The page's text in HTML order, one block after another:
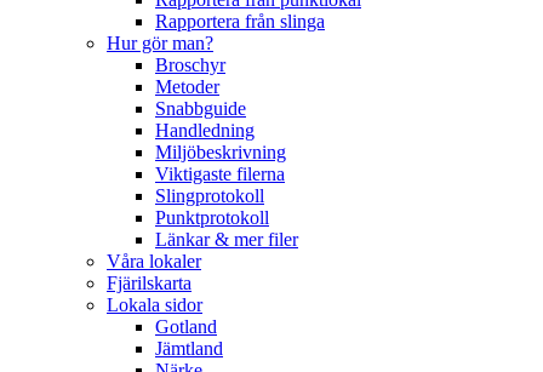
Rapportera från slinga
Hur gör man?
Broschyr
Metoder
Snabbguide
Handledning
Miljöbeskrivning
Viktigaste filerna
Slingprotokoll
Punktprotokoll
Länkar & mer filer
Våra lokaler
Fjärilskarta
Lokala sidor
Gotland
Jämtland